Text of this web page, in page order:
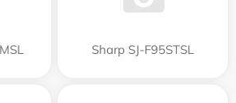
Sharp SJ-F95STSL